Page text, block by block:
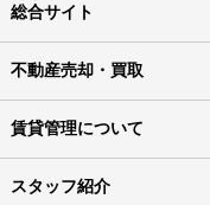
総合サイト
不動産売却・買取
賃貸管理について
スタッフ紹介